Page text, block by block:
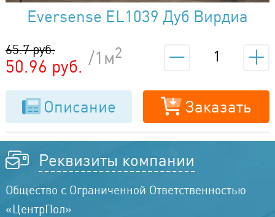
Eversense EL1039 Дуб Вирдиа
коричневый
50.96 руб.
65.7 руб. /1м2
Описание Заказать
Реквизиты компании
Общество с Ограниченной Ответственностью
«ЦентрПол»